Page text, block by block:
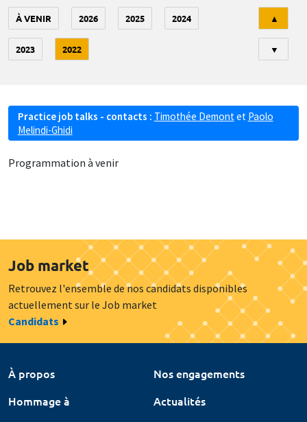
À VENIR 2026 2025 2024
2023 2022
▲
▼
Practice job talks - contacts : Timothée Demont et Paolo
Melindi-Ghidi
Programmation à venir
Job market
Retrouvez l'ensemble de nos candidats disponibles
actuellement sur le Job market
Candidats
À propos
Nos engagements
Hommage à
Actualités